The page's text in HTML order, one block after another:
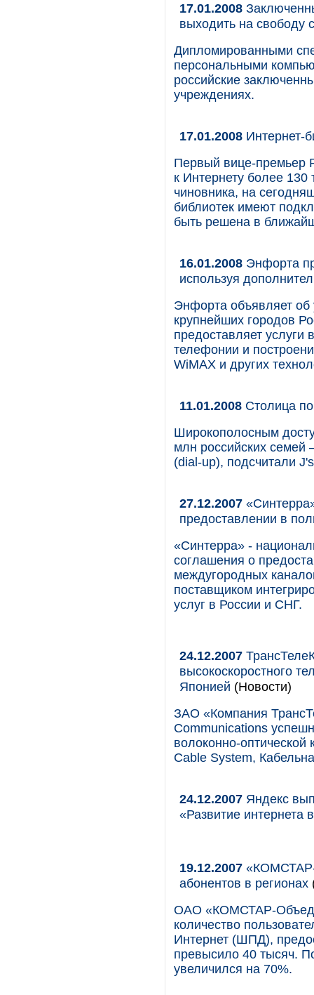
17.01.2008
выходить на свободу
Дипломированными
персональными
российские
учреждениях.
17.01.2008 Интернет-
Первый вице-премьер
к Интернету более
чиновника, на
библиотек имеют
быть решена в
16.01.2008 Энфорта
используя
Энфорта объявляет об
крупнейших городов
предоставляет услуги
телефонии и
WiMAX и других
11.01.2008 Столица
Широкополосным
млн российских семей
(dial-up), подсчитали
27.12.2007
предоставлении в
«Синтерра» -
соглашения о
междугородных
поставщиком
услуг в России и СНГ.
24.12.2007
высокоскоростного
Японией (Новости)
ЗАО «Компания
Communications
волоконно-
Cable System,
24.12.2007 Яндекс
«Развитие интернета
19.12.2007 «КОМСТАР-
абонентов в регионах
ОАО «КОМСТАР-
количество
Интернет (ШПД),
превысило 40 тысяч.
увеличился на 70%.